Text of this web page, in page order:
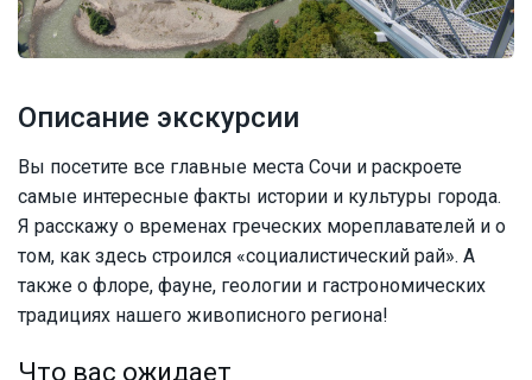
Описание экскурсии
Вы посетите все главные места Сочи и раскроете
самые интересные факты истории и культуры города.
Я расскажу о временах греческих мореплавателей и о
том, как здесь строился «социалистический рай». А
также о флоре, фауне, геологии и гастрономических
традициях нашего живописного региона!
Что вас ожидает